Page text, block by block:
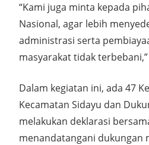
“Kami juga minta kepada
Nasional, agar lebih
administrasi serta
masyarakat tidak
Dalam kegiatan ini, ada 47
Kecamatan Sidayu dan
melakukan deklarasi
menandatangani dukungan